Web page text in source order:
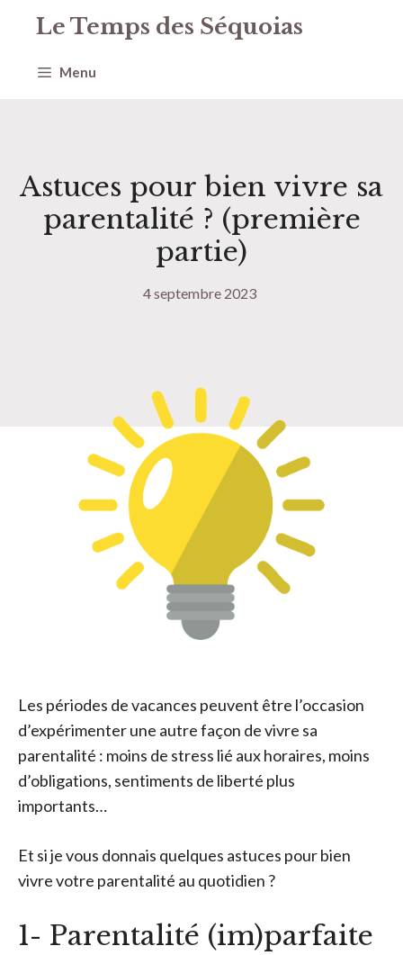
Le Temps des Séquoias
Menu
Astuces pour bien vivre sa
parentalité ? (première
partie)
4 septembre 2023
Les périodes de vacances peuvent être l’occasion
d’expérimenter une autre façon de vivre sa
parentalité : moins de stress lié aux horaires, moins
d’obligations, sentiments de liberté plus
importants…
Et si je vous donnais quelques astuces pour bien
vivre votre parentalité au quotidien ?
1- Parentalité (im)parfaite